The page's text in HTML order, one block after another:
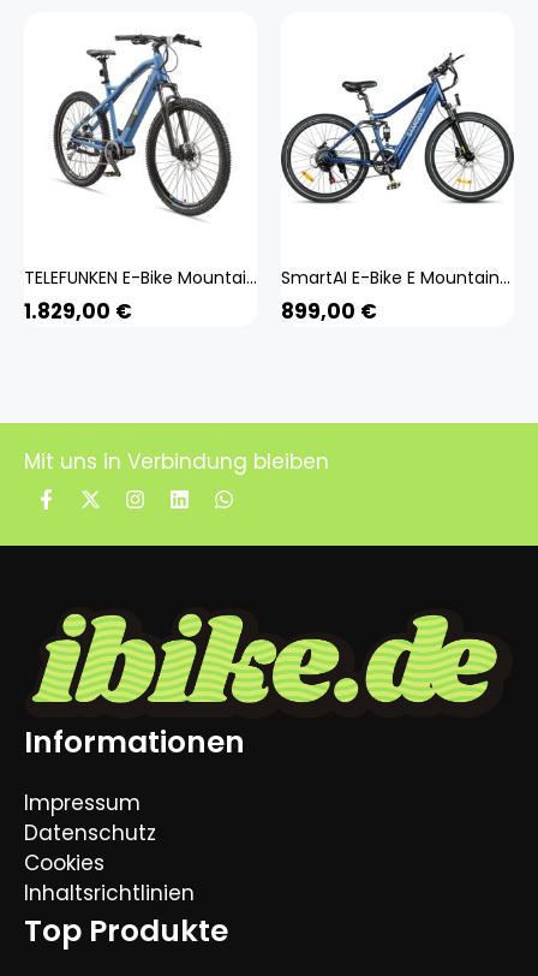
TELEFUNKEN E-Bike Mountainbike, 27,5 Zoll, RH: 50 cm, 8-Gang - blau
1.829,00 €
SmartAI E-Bike E Mountainbike 26 Zoll Pedelec 170 - 190 cm MTB E Bike
899,00 €
Mit uns in Verbindung bleiben
Informationen
Impressum
Datenschutz
Cookies
Inhaltsrichtlinien
Top Produkte